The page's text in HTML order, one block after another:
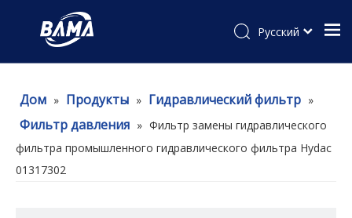
Pусский
Дом » Продукты » Гидравлический фильтр »
Фильтр давления » Фильтр замены гидравлического
фильтра промышленного гидравлического фильтра Hydac
01317302